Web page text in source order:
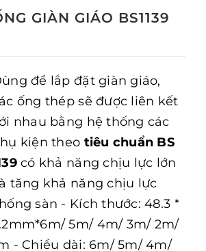
GIÀN GIÁO BS1139
để lắp đặt giàn giáo,
ống thép sẽ được liên kết
nhau bằng hệ thống các
kiện theo tiêu chuẩn BS
có khả năng chịu lực lớn
tăng khả năng chịu lực
sàn - Kích thước: 48.3 *
5m/ 4m/ 3m/ 2m/
- Chiều dài: 6m/ 5m/ 4m/